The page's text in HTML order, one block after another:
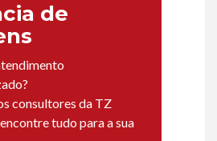
de
consultores da TZ
tudo para a sua